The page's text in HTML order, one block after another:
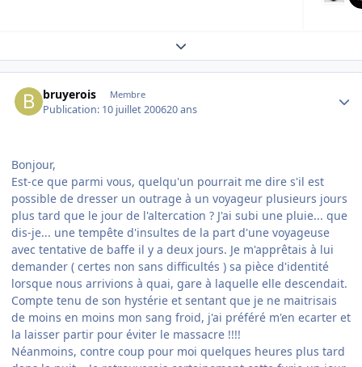
Expand topic overview
bruyerois Membre
Publication: 10 juillet 200620 ans
Bonjour,
Est-ce que parmi vous, quelqu'un pourrait me dire s'il est
possible de dresser un outrage à un voyageur plusieurs jours
plus tard que le jour de l'altercation ? J'ai subi une pluie... que
dis-je... une tempête d'insultes de la part d'une voyageuse
avec tentative de baffe il y a deux jours. Je m'apprêtais à lui
demander ( certes non sans difficultés ) sa pièce d'identité
lorsque nous arrivions à quai, gare à laquelle elle descendait.
Compte tenu de son hystérie et sentant que je ne maitrisais
de moins en moins mon sang froid, j'ai préféré m'en ecarter et
la laisser partir pour éviter le massacre !!!!
Néanmoins, contre coup pour moi quelques heures plus tard